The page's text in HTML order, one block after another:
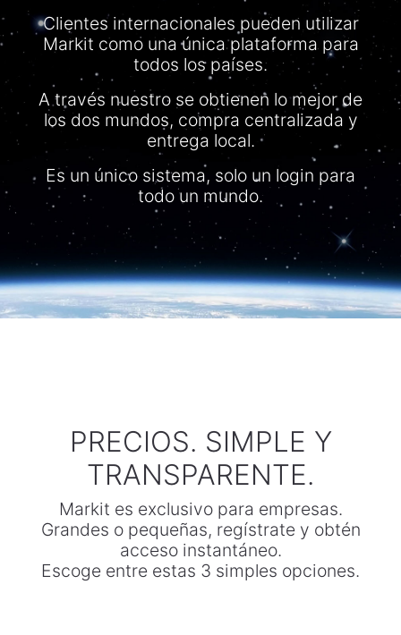
Clientes internacionales pueden utilizar
Markit como una única plataforma para
todos los países.
A través nuestro se obtienen lo mejor de
los dos mundos, compra centralizada y
entrega local.
Es un único sistema, solo un login para
todo un mundo.
PRECIOS. SIMPLE Y
TRANSPARENTE.
Markit es exclusivo para empresas.
Grandes o pequeñas, regístrate y obtén
acceso instantáneo.
Escoge entre estas 3 simples opciones.